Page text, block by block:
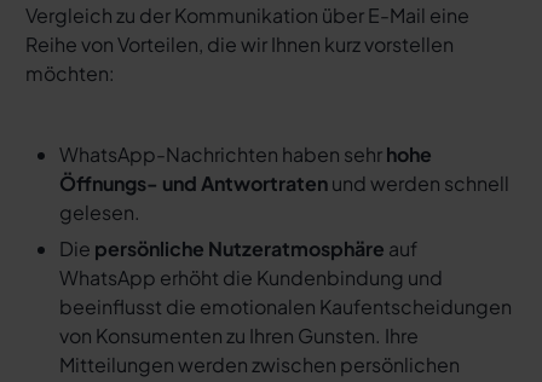
Vergleich zu der Kommunikation über E-Mail eine
Reihe von Vorteilen, die wir Ihnen kurz vorstellen
möchten:
WhatsApp-Nachrichten haben sehrhohe
Öffnungs- und Antwortratenund werden schnell
gelesen.
Die persönliche Nutzeratmosphäre auf
WhatsApp erhöht die Kundenbindung und
beeinflusst die emotionalen Kaufentscheidungen
von Konsumenten zu Ihren Gunsten. Ihre
Mitteilungen werden zwischen persönlichen